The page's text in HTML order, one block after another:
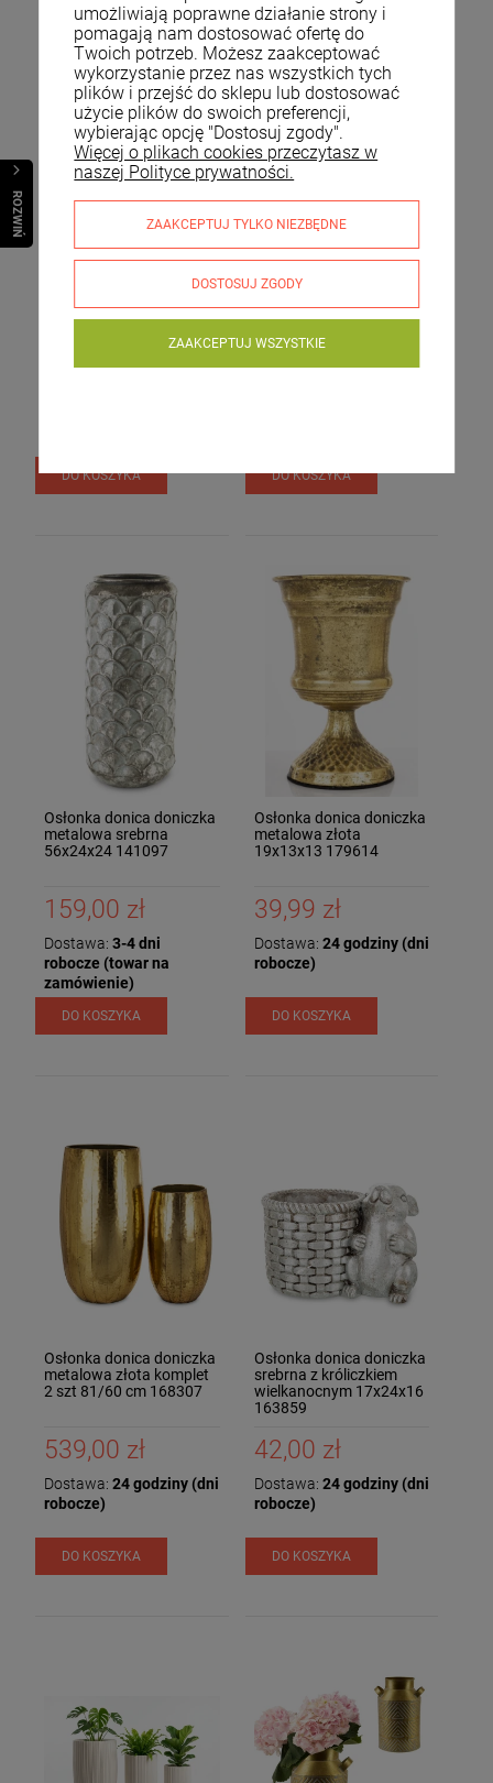
R
O
Z
W
I
Ń
O
B
I
wys. 80cm HTOP5542
279,00 zł
DO KOSZYKA
Osłonka donica doniczka
metalowa 23x22 141690
86,00 zł
DO KOSZYKA
Osłonka donica doniczka
metalowa srebrna
56x24x24 141097
159,00 zł
Dostawa: 3-4 dni
robocze (towar na
zamówienie)
DO KOSZYKA
Osłonka donica doniczka
metalowa złota
19x13x13 179614
39,99 zł
Dostawa: 24 godziny (dni
robocze)
DO KOSZYKA
Osłonka donica doniczka
metalowa złota komplet
2 szt 81/60 cm 168307
539,00 zł
Dostawa: 24 godziny (dni
robocze)
DO KOSZYKA
Osłonka donica doniczka
srebrna z króliczkiem
wielkanocnym 17x24x16
163859
42,00 zł
Dostawa: 24 godziny (dni
robocze)
DO KOSZYKA
umożliwiają poprawne działanie strony i
pomagają nam dostosować ofertę do
Twoich potrzeb. Możesz zaakceptować
wykorzystanie przez nas wszystkich tych
plików i przejść do sklepu lub dostosować
użycie plików do swoich preferencji,
wybierając opcję "Dostosuj zgody".
Więcej o plikach cookies przeczytasz w
naszej Polityce prywatności.
ZAAKCEPTUJ TYLKO NIEZBĘDNE
DOSTOSUJ ZGODY
ZAAKCEPTUJ WSZYSTKIE